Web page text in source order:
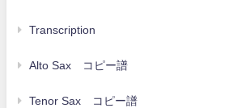
Transcription
Alto Sax コピー譜
Tenor Sax コピー譜